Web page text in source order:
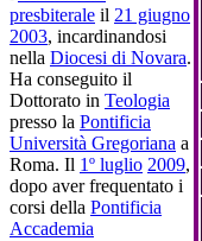
presbiterale il 21 giugno
2003, incardinandosi
nella Diocesi di Novara.
Ha conseguito il
Dottorato in Teologia
presso la Pontificia
Università Gregoriana a
Roma. Il 1º luglio 2009,
dopo aver frequentato i
corsi della Pontificia
Accademia